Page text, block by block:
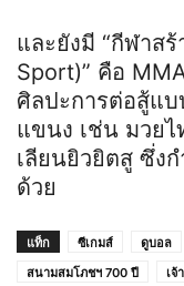
และยังมี “กีฬาส
Sport)” คือ
ศิลปะการต่อสู้แ
แขนง เช่น มวย
เลียนยิวยิตสู ซึ่ง
ด้วย
แท็ก ซีเกมส์ ดูบอล
สนามสมโภชฯ 700 ปี
เจ้